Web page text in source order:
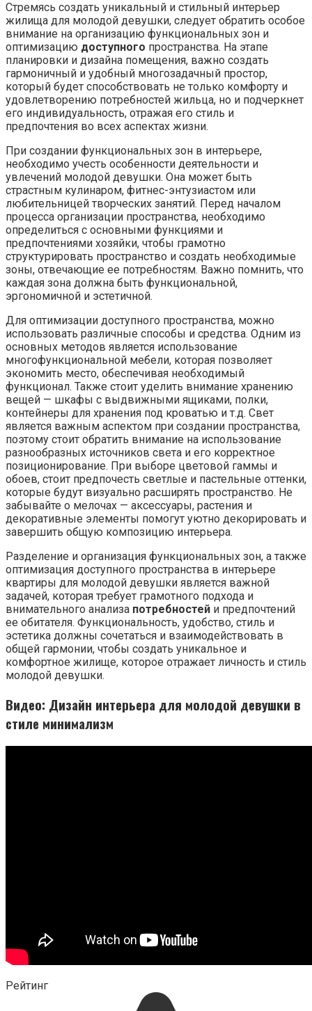
Стремясь создать уникальный и стильный интерьер
жилища для молодой девушки, следует обратить особое
внимание на организацию функциональных зон и
оптимизацию доступного пространства. На этапе
планировки и дизайна помещения, важно создать
гармоничный и удобный многозадачный простор,
который будет способствовать не только комфорту и
удовлетворению потребностей жильца, но и подчеркнет
его индивидуальность, отражая его стиль и
предпочтения во всех аспектах жизни.
При создании функциональных зон в интерьере,
необходимо учесть особенности деятельности и
увлечений молодой девушки. Она может быть
страстным кулинаром, фитнес-энтузиастом или
любительницей творческих занятий. Перед началом
процесса организации пространства, необходимо
определиться с основными функциями и
предпочтениями хозяйки, чтобы грамотно
структурировать пространство и создать необходимые
зоны, отвечающие ее потребностям. Важно помнить, что
каждая зона должна быть функциональной,
эргономичной и эстетичной.
Для оптимизации доступного пространства, можно
использовать различные способы и средства. Одним из
основных методов является использование
многофункциональной мебели, которая позволяет
экономить место, обеспечивая необходимый
функционал. Также стоит уделить внимание хранению
вещей — шкафы с выдвижными ящиками, полки,
контейнеры для хранения под кроватью и т.д. Свет
является важным аспектом при создании пространства,
поэтому стоит обратить внимание на использование
разнообразных источников света и его корректное
позиционирование. При выборе цветовой гаммы и
обоев, стоит предпочесть светлые и пастельные оттенки,
которые будут визуально расширять пространство. Не
забывайте о мелочах — аксессуары, растения и
декоративные элементы помогут уютно декорировать и
завершить общую композицию интерьера.
Разделение и организация функциональных зон, а также
оптимизация доступного пространства в интерьере
квартиры для молодой девушки является важной
задачей, которая требует грамотного подхода и
внимательного анализа потребностей и предпочтений
ее обитателя. Функциональность, удобство, стиль и
эстетика должны сочетаться и взаимодействовать в
общей гармонии, чтобы создать уникальное и
комфортное жилище, которое отражает личность и стиль
молодой девушки.
Видео: Дизайн интерьера для молодой девушки в
стиле минимализм
Рейтинг